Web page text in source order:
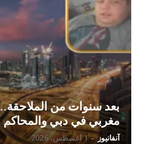
بعد سنوات من
مغربي في دبي والمحاكم
آنفانيوز - 1 أغسطس، 2026